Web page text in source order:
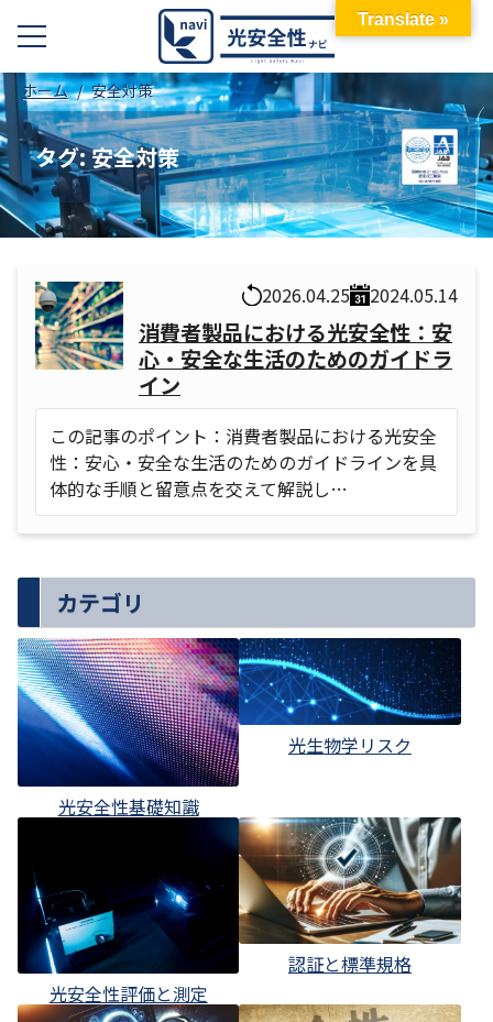
ホーム 安全対策
タグ:安全対策
2026.04.25 2024.05.14
消費者製品における光安全性：安
心・安全な生活のためのガイドラ
イン
この記事のポイント：消費者製品における光安全
性：安心・安全な生活のためのガイドラインを具
体的な手順と留意点を交えて解説し…
カテゴリ
光安全性基礎知識
光生物学リスク
光安全性評価と測定
認証と標準規格
Translate »